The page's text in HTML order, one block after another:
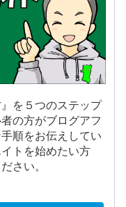
を５つのステップ
の方がブログアフ
順をお伝えしてい
トを始めたい方
さい。